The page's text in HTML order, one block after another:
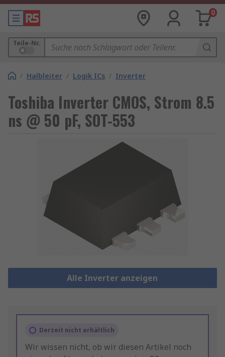
0
Teile-Nr.
/ Halbleiter / Logik ICs / Inverter
Toshiba Inverter CMOS, Strom 8.5
ns @ 50 pF, SOT-553
Alle Inverter anzeigen
Derzeit nicht erhältlich
Wir wissen nicht, ob wir diesen Artikel noch